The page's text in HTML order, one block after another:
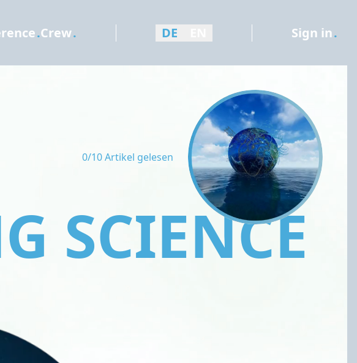
.Crew. DE Sign in.
0/10 Artikel gelesen
SCIENCE